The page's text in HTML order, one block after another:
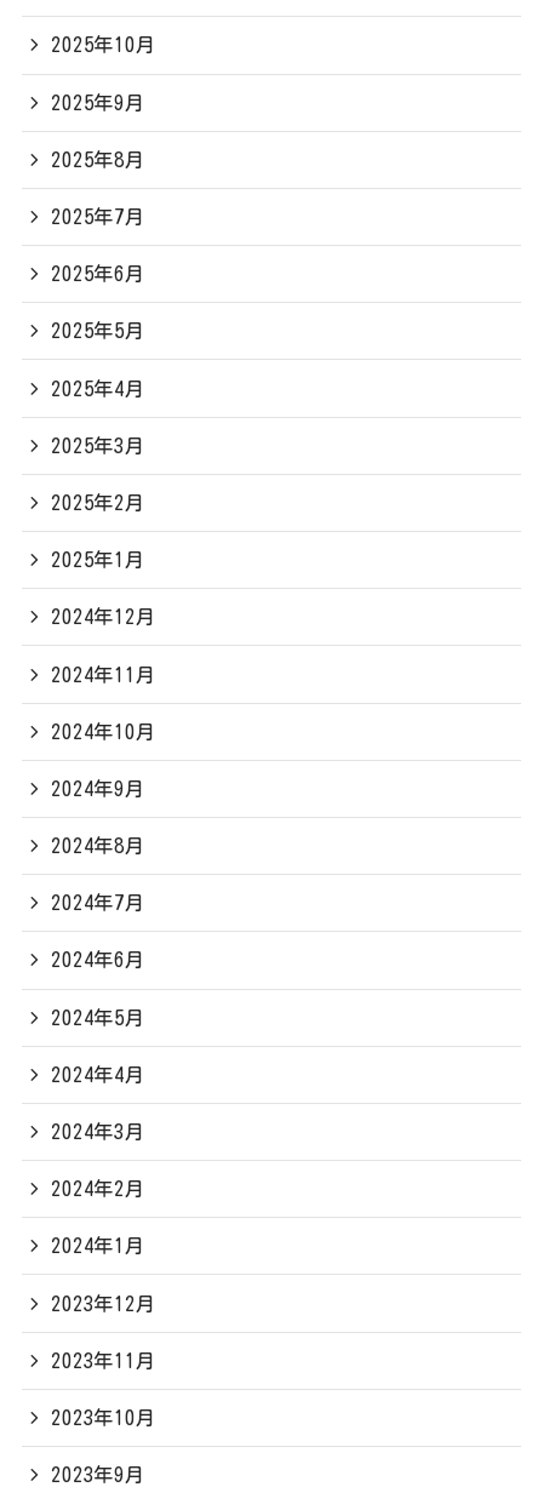
2025年10月
2025年9月
2025年8月
2025年7月
2025年6月
2025年5月
2025年4月
2025年3月
2025年2月
2025年1月
2024年12月
2024年11月
2024年10月
2024年9月
2024年8月
2024年7月
2024年6月
2024年5月
2024年4月
2024年3月
2024年2月
2024年1月
2023年12月
2023年11月
2023年10月
2023年9月